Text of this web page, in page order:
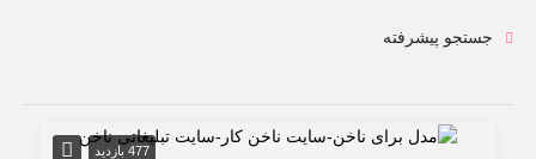
جستجو پیشرفته
477 بازدید